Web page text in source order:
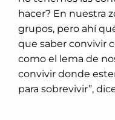
hacer? En nuestra
grupos, pero ahí
que saber convivir
como el lema de
convivir donde
para sobrevivir”,